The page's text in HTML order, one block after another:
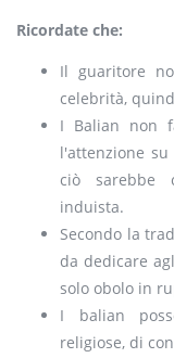
Ricordate che:
Il guaritore
celebrità,
I Balian non
l'attenzione su
ciò sarebbe
induista.
Secondo la
da dedicare
solo obolo in
I balian
religiose, di